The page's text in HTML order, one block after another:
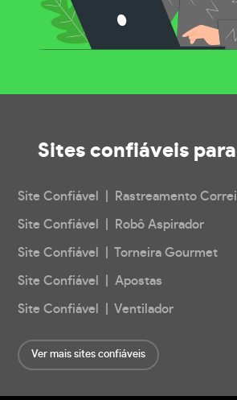
Sites confiáveis
Site Confiável | Rastreamento
Site Confiável | Robô Aspirador
Site Confiável | Torneira Gourmet
Site Confiável | Apostas
Site Confiável | Ventilador
Ver mais sites confiáveis